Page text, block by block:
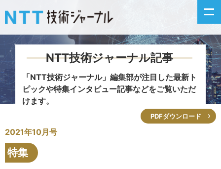
新着情報
NTT技術ジャーナル記事
「NTT技術ジャーナル」編集部が注目した最新ト
ピックや特集インタビュー記事などをご覧いただ
けます。
PDFダウンロード
2021年10月号
特集